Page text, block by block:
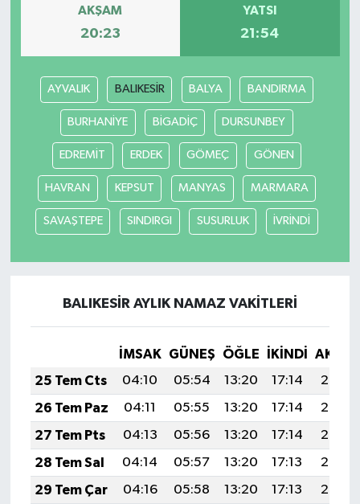
AKŞAM
20:23
YATSI
21:54
AYVALIK BALIKESİR BALYA BANDIRMA
BURHANİYE BİGADİÇ DURSUNBEY
EDREMİT ERDEK GÖMEÇ GÖNEN
HAVRAN KEPSUT MANYAS MARMARA
SAVAŞTEPE SINDIRGI SUSURLUK İVRİNDİ
BALIKESİR AYLIK NAMAZ VAKITLERI
İMSAK GÜNEŞ ÖĞLE İKINDI
25 Tem Cts
04:10 05:54 13:20 17:14
20:36
26 Tem Paz
04:11 05:55 13:20 17:14
20:35
27 Tem Pts
04:13 05:56 13:20 17:14
20:34
28 Tem Sal
04:14 05:57 13:20 17:13
20:33
29 Tem Çar
04:16 05:58 13:20 17:13
20:32